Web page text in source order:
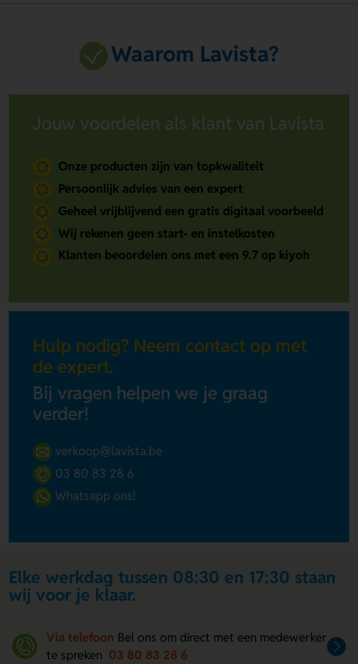
Waarom Lavista?
Jouw voordelen als klant van Lavista
Onze producten zijn van topkwaliteit
Persoonlijk advies van een expert
Geheel vrijblijvend een gratis digitaal voorbeeld
Wij rekenen geen start- en instelkosten
Klanten beoordelen ons met een 9.7 op kiyoh
Hulp nodig? Neem contact op met
de expert.
Bij vragen helpen we je graag
verder!
verkoop@lavista.be
03 80 83 28 6
Whatsapp ons!
Elke werkdag tussen 08:30 en 17:30 staan
wij voor je klaar.
Via telefoon Bel ons om direct met een medewerker
te spreken 03 80 83 28 6